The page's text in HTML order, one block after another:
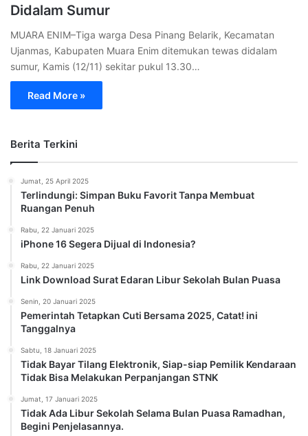
Didalam Sumur
MUARA ENIM–Tiga warga Desa Pinang Belarik, Kecamatan
Ujanmas, Kabupaten Muara Enim ditemukan tewas didalam
sumur, Kamis (12/11) sekitar pukul 13.30…
Read More »
Berita Terkini
Jumat, 25 April 2025
Terlindungi: Simpan Buku Favorit Tanpa Membuat
Ruangan Penuh
Rabu, 22 Januari 2025
iPhone 16 Segera Dijual di Indonesia?
Rabu, 22 Januari 2025
Link Download Surat Edaran Libur Sekolah Bulan Puasa
Senin, 20 Januari 2025
Pemerintah Tetapkan Cuti Bersama 2025, Catat! ini
Tanggalnya
Sabtu, 18 Januari 2025
Tidak Bayar Tilang Elektronik, Siap-siap Pemilik Kendaraan
Tidak Bisa Melakukan Perpanjangan STNK
Jumat, 17 Januari 2025
Tidak Ada Libur Sekolah Selama Bulan Puasa Ramadhan,
Begini Penjelasannya.